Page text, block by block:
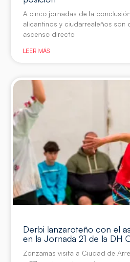
A cinco jornadas de la
alicantinos y ciudarrealeños son
ascenso directo
LEER MÁS
Derbi lanzaroteño con el
en la Jornada 21 de la DH
Zonzamas visita a Ciudad de